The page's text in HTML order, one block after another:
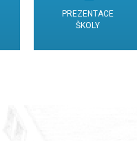
PREZENTACE
ŠKOLY